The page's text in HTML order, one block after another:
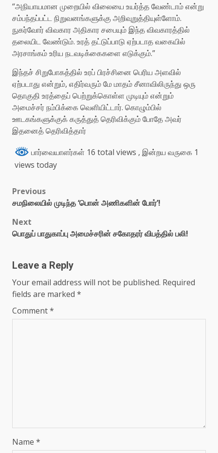
“அநியாயமான முறையில் விலையை உயர்த்த வேண்டாம் என்று
சம்பந்தப்பட்ட நிறுவனங்களுக்கு அறிவுறுத்தியுள்ளோம்.
நுகர்வோர் விவகார அதிகார சபையும் இந்த விவகாரத்தில்
தலையிட வேண்டும். உரத் தட்டுப்பாடு ஏற்படாத வகையில்
அரசாங்கம் உரிய நடவடிக்கைகளை எடுக்கும்.”
இந்தச் சிறுபோகத்தில் உரப் பிரச்சினை பெரிய அளவில்
ஏற்படாது என்றும், எதிர்வரும் மே மாதம் சீனாவிலிருந்து ஒரு
தொகுதி உரத்தைப் பெற்றுக்கொள்ள முடியும் என்றும்
அமைச்சர் நம்பிக்கை வெளியிட்டார். கொழும்பில்
ஊடகங்களுக்குக் கருத்துத் தெரிவிக்கும் போதே அவர்
இதனைத் தெரிவித்தார்
பார்வையாளர்கள் 16 total views , இன்றய வருகை 1
views today
Previous
சமநிலையில் முடிந்த ‘பொன் அணிகளின் போர்’!
Next
பொதுப் பாதுகாப்பு அமைச்சரின் சகோதரர் விபத்தில் பலி!
Leave a Reply
Your email address will not be published. Required
fields are marked *
Comment*
Name *